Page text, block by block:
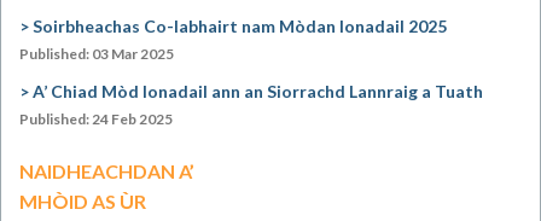
Soirbheachas Co-labhairt nam Mòdan Ionadail 2025
Published: 03 Mar 2025
A’ Chiad Mòd Ionadail ann an Siorrachd Lannraig a Tuath
Published: 24 Feb 2025
NAIDHEACHDAN A’
MHÒID AS ÙR